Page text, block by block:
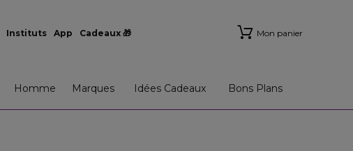
Instituts App Cadeaux 🎁 Mon panier
Homme Marques Idées Cadeaux Bons Plans